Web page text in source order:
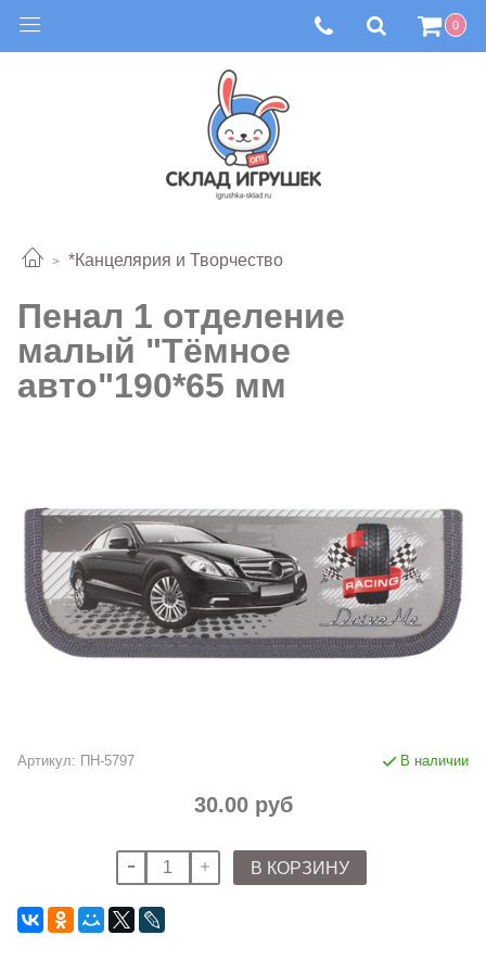
0
*Канцелярия и Творчество
Пенал 1 отделение
малый "Тёмное
авто"190*65 мм
Артикул: ПН-5797 В наличии
30.00 руб
В КОРЗИНУ